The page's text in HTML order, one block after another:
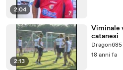
2:04
2:13
Viminale
catanesi
Dragon685
18 anni fa